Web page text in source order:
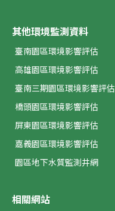
其他環境監測資料
臺南園區環境影響評估
高雄園區環境影響評估
臺南三期園區環境影響評估
橋頭園區環境影響評估
屏東園區環境影響評估
嘉義園區環境影響評估
園區地下水質監測井網
相關網站